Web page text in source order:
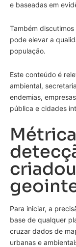
e baseadas em
Também discutimos
pode elevar a
população.
Este conteúdo é
ambiental,
endemias,
pública e cidades
Para iniciar, a
base de qualquer
cruzar dados de
urbanas e